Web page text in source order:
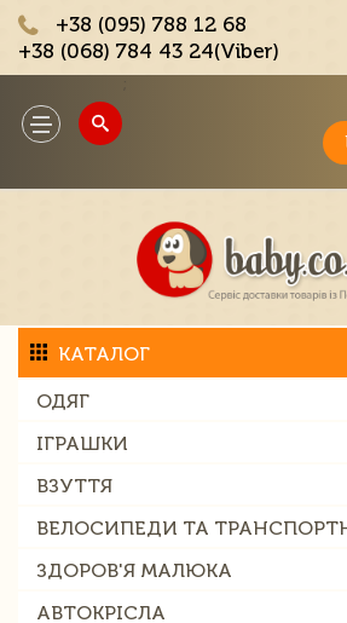
+38 (095) 788 12 68
+38 (068) 784 43 24(Viber)
Toggle
navigation
КАТАЛОГ
ОДЯГ
ІГРАШКИ
ВЗУТТЯ
ВЕЛОСИПЕДИ ТА
ЗДОРОВ'Я МАЛЮКА
АВТОКРІСЛА